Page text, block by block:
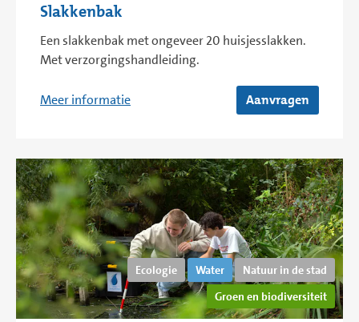
Slakkenbak
Een slakkenbak met ongeveer 20 huisjesslakken.
Met verzorgingshandleiding.
Meer informatie Aanvragen
Ecologie Water
Natuur in de stad
Groen en biodiversiteit